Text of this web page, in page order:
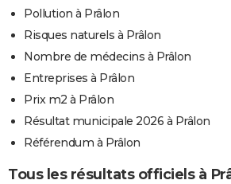
Pollution à Prâlon
Risques naturels à Prâlon
Nombre de médecins à Prâlon
Entreprises à Prâlon
Prix m2 à Prâlon
Résultat municipale 2026 à Prâlon
Référendum à Prâlon
Tous les résultats officiels à